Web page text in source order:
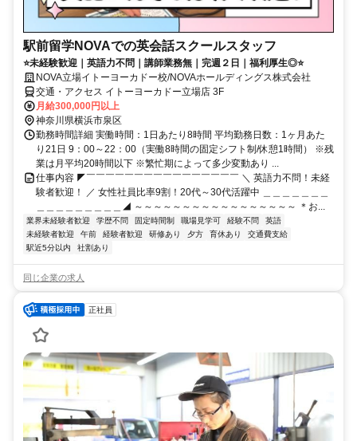
駅前留学NOVAでの英会話スクールスタッフ
⭐未経験歓迎｜英語力不問｜講師業務無｜完週２日｜福利厚生◎⭐
NOVA立場イトーヨーカドー校/NOVAホールディングス株式会社
交通・アクセス イトーヨーカドー立場店 3F
月給300,000円以上
神奈川県横浜市泉区
勤務時間詳細 実働時間：1日あたり8時間 平均勤務日数：1ヶ月あた
り21日 9：00～22：00（実働8時間の固定シフト制/休憩1時間） ※残
業は月平均20時間以下 ※繁忙期によって多少変動あり ...
仕事内容 ◤￣￣￣￣￣￣￣￣￣￣￣￣￣￣￣￣ ＼ 英語力不問！未経
験者歓迎！ ／ 女性社員比率9割！20代～30代活躍中 ＿＿＿＿＿＿＿
＿＿＿＿＿＿＿＿＿◢ ～～～～～～～～～～～～～～～～～ ＊お...
業界未経験者歓迎 学歴不問 固定時間制 職場見学可 経験不問
英語
未経験者歓迎
午前 経験者歓迎 研修あり 夕方 育休あり
交通費支給
駅近5分以内
社割あり
同じ企業の求人
正社員